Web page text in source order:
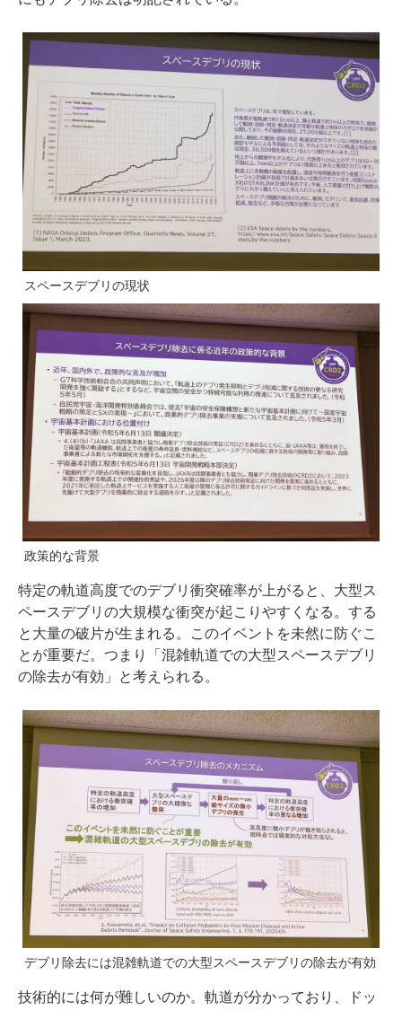
スペースデブリの現状
政策的な背景
特定の軌道高度でのデブリ衝突確率が上がると、大型ス
ペースデブリの大規模な衝突が起こりやすくなる。する
と大量の破片が生まれる。このイベントを未然に防ぐこ
とが重要だ。つまり「混雑軌道での大型スペースデブリ
の除去が有効」と考えられる。
デブリ除去には混雑軌道での大型スペースデブリの除去が有効
技術的には何が難しいのか。軌道が分かっており、ドッ